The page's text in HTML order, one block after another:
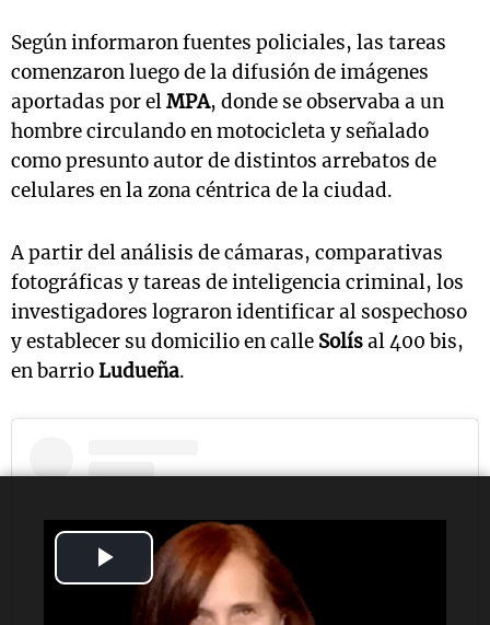
Play
Video
Según informaron fuentes policiales, las tareas
comenzaron luego de la difusión de imágenes
aportadas por elMPA, donde se observaba a un
hombre circulando en motocicleta y señalado
como presunto autor de distintos arrebatos de
celulares en la zona céntrica de la ciudad.
A partir del análisis de cámaras, comparativas
fotográficas y tareas de inteligencia criminal, los
investigadores lograron identificar al sospechoso
y establecer su domicilio en calle Solísal 400 bis,
en barrioLudueña.